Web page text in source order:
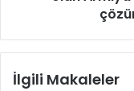
çözümler
çekiyor.
İlgili Makaleler